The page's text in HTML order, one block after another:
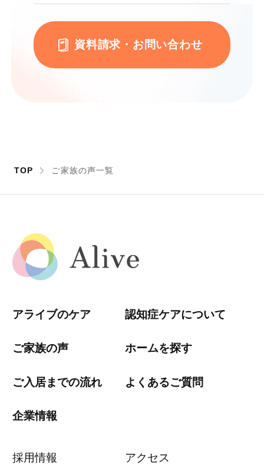
資料請求・お問い合わせ
TOP ご家族の声一覧
アライブのケア 認知症ケアについて
ご家族の声 ホームを探す
ご入居までの流れ よくあるご質問
企業情報
採用情報 アクセス